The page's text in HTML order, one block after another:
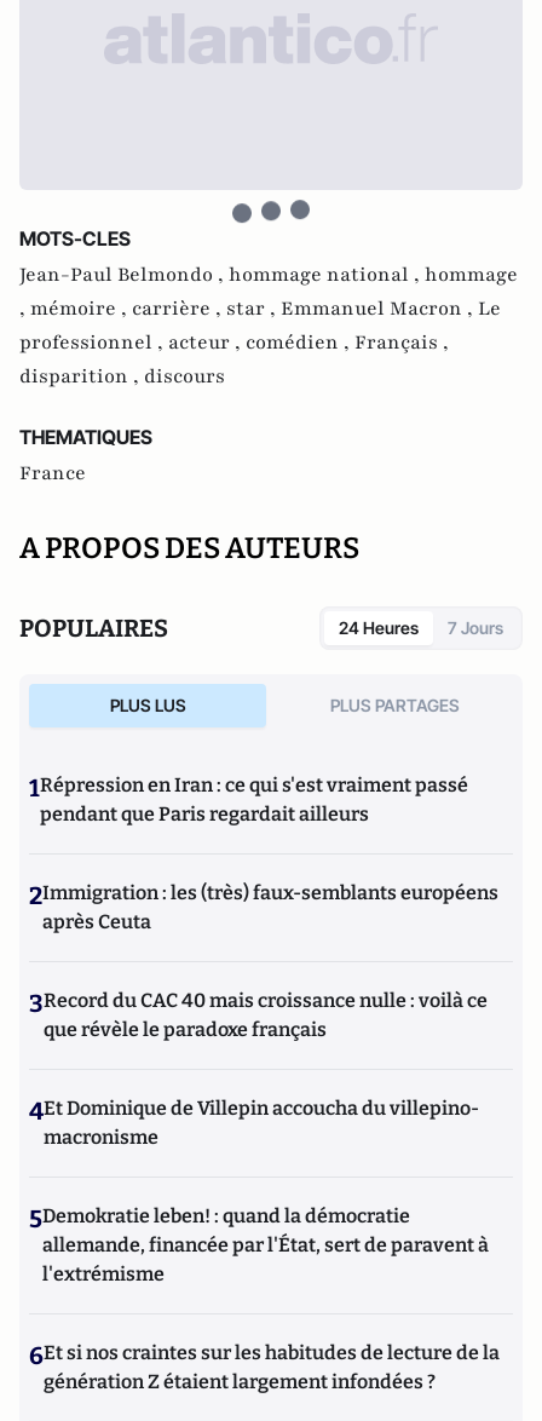
MOTS-CLES
Jean-Paul Belmondo , hommage national , hommage
, mémoire , carrière , star , Emmanuel Macron , Le
professionnel , acteur , comédien , Français ,
disparition , discours
THEMATIQUES
France
A PROPOS DES AUTEURS
POPULAIRES 24 Heures 7 Jours
PLUS LUS PLUS PARTAGES
1Répression en Iran : ce qui s'est vraiment passé
pendant que Paris regardait ailleurs
2Immigration : les (très) faux-semblants européens
après Ceuta
3Record du CAC 40 mais croissance nulle : voilà ce
que révèle le paradoxe français
4Et Dominique de Villepin accoucha du villepino-
macronisme
5Demokratie leben! : quand la démocratie
allemande, financée par l'État, sert de paravent à
l'extrémisme
6Et si nos craintes sur les habitudes de lecture de la
génération Z étaient largement infondées ?